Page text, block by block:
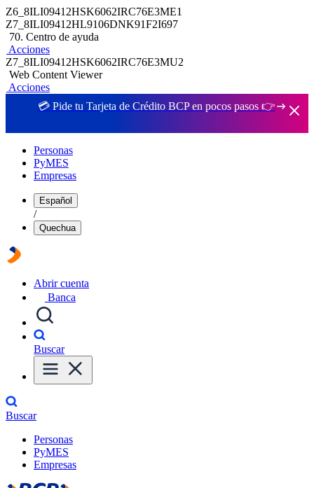
Z6_8ILI09412HSK6062IRC76E3ME1
Z7_8ILI09412HL9106DNK91F2I697
70. Centro de ayuda
Acciones
Z7_8ILI09412HSK6062IRC76E3MU2
Web Content Viewer
Acciones
💳 Pide tu Tarjeta de Crédito BCP en pocos pasos 👉
Personas
PyMES
Empresas
Español
/
Quechua
Abrir cuenta
Banca
Buscar
Buscar
Personas
PyMES
Empresas